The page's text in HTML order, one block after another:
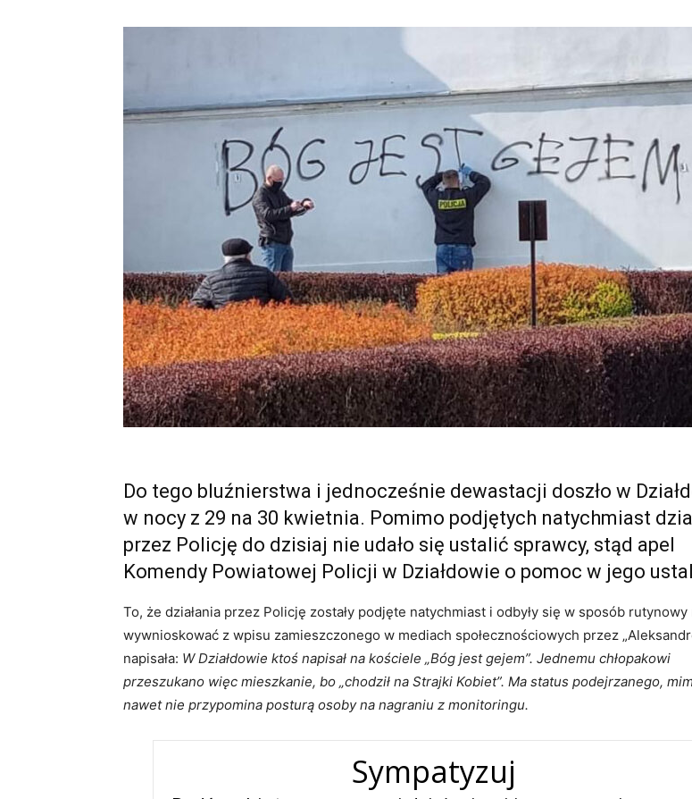
Do tego bluźnierstwa i jednocześnie dewastacji doszło w
w nocy z 29 na 30 kwietnia. Pomimo podjętych natychmiast
przez Policję do dzisiaj nie udało się ustalić sprawcy, stąd apel
Komendy Powiatowej Policji w Działdowie o pomoc w jego
To, że działania przez Policję zostały podjęte natychmiast i odbyły się w sposób rutynowy
wywnioskować z wpisu zamieszczonego w mediach społecznościowych przez
napisała: W Działdowie ktoś napisał na kościele „Bóg jest gejem”. Jednemu chłopakowi
przeszukano więc mieszkanie, bo „chodził na Strajki Kobiet”. Ma status podejrzanego,
nawet nie przypomina posturą osoby na nagraniu z monitoringu.
Sympatyzuj